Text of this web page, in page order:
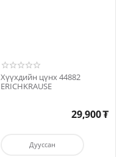
Хүүхдийн цүнх 44882
ERICHKRAUSE
29,900₮
Дууссан